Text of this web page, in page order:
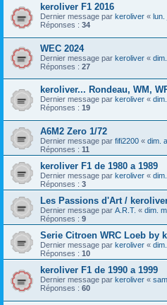
keroliver F1 2016
Dernier message par keroliver « lun.
Réponses : 34
WEC 2024
Dernier message par keroliver «
Réponses : 27
keroliver... Rondeau, WM,
Dernier message par keroliver «
Réponses : 19
A6M2 Zero 1/72
Dernier message par fifi2200 « dim.
Réponses : 11
keroliver F1 de 1980 a 1989
Dernier message par keroliver «
Réponses : 3
Les Passions d'Art /
Dernier message par A.R.T. « dim.
Réponses : 9
Serie Citroen WRC Loeb by
Dernier message par keroliver «
Réponses : 10
keroliver F1 de 1990 a 1999
Dernier message par keroliver «
Réponses : 60